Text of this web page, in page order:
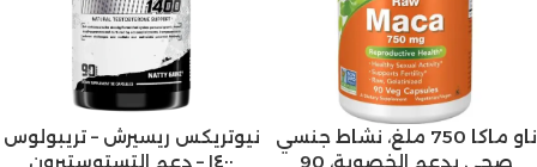
ناو ماكا 750 ملغ، نشاط جنسي
صحي يدعم الخصوبة، 90
نيوتريكس ريسيرش – تريبولوس
١٤٠٠ – دعم التستوستيرون